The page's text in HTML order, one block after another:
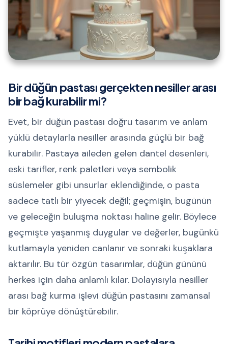
Bir düğün pastası gerçekten nesiller arası
bir bağ kurabilir mi?
Evet, bir düğün pastası doğru tasarım ve anlam
yüklü detaylarla nesiller arasında güçlü bir bağ
kurabilir. Pastaya aileden gelen dantel desenleri,
eski tarifler, renk paletleri veya sembolik
süslemeler gibi unsurlar eklendiğinde, o pasta
sadece tatlı bir yiyecek değil; geçmişin, bugünün
ve geleceğin buluşma noktası haline gelir. Böylece
geçmişte yaşanmış duygular ve değerler, bugünkü
kutlamayla yeniden canlanır ve sonraki kuşaklara
aktarılır. Bu tür özgün tasarımlar, düğün gününü
herkes için daha anlamlı kılar. Dolayısıyla nesiller
arası bağ kurma işlevi düğün pastasını zamansal
bir köprüye dönüştürebilir.